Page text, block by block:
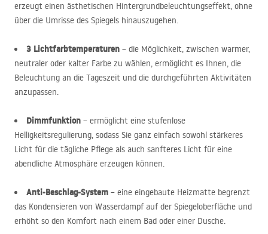
erzeugt einen ästhetischen Hintergrundbeleuchtungseffekt, ohne
über die Umrisse des Spiegels hinauszugehen.
3 Lichtfarbtemperaturen – die Möglichkeit, zwischen warmer,
neutraler oder kalter Farbe zu wählen, ermöglicht es Ihnen, die
Beleuchtung an die Tageszeit und die durchgeführten Aktivitäten
anzupassen.
Dimmfunktion – ermöglicht eine stufenlose
Helligkeitsregulierung, sodass Sie ganz einfach sowohl stärkeres
Licht für die tägliche Pflege als auch sanfteres Licht für eine
abendliche Atmosphäre erzeugen können.
Anti-Beschlag-System – eine eingebaute Heizmatte begrenzt
das Kondensieren von Wasserdampf auf der Spiegeloberfläche und
erhöht so den Komfort nach einem Bad oder einer Dusche.